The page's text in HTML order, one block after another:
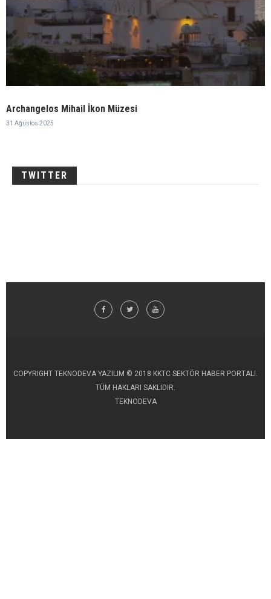
Archangelos Mihail İkon Müzesi
31 Ağustos 2025
TWITTER
COPYRIGHT TEKNODEVA YAZILIM © 2018 KKTC SEKTÖR HABER PORTALI.
TÜM HAKLARI SAKLIDIR.
TEKNODEVA